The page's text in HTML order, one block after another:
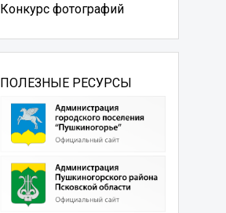
Конкурс фотографий
ПОЛЕЗНЫЕ РЕСУРСЫ